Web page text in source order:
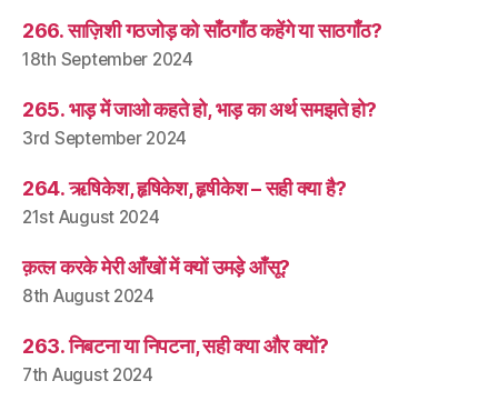
266. साज़िशी गठजोड़ को साँठगाँठ कहेंगे या साठगाँठ?
18th September 2024
265. भाड़ में जाओ कहते हो, भाड़ का अर्थ समझते हो?
3rd September 2024
264. ऋषिकेश, हृषिकेश, हृषीकेश – सही क्या है?
21st August 2024
क़त्ल करके मेरी आँखों में क्यों उमड़े आँसू?
8th August 2024
263. निबटना या निपटना, सही क्या और क्यों?
7th August 2024